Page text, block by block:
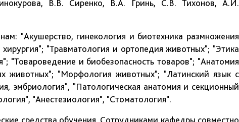
В.В. Сиренко, В.А. Гринь, С.В. Тихонов, А.И.
гинекология и биотехника размножения
"Травматология и ортопедия животных"; "Этика
"Товароведение и биобезопасность товаров"; "Анатомия
животных"; "Морфология животных"; "Латинский язык с
эмбриология", "Патологическая анатомия и секционный
"Анестезиология", "Стоматология".
средства обучения. Сотрудниками кафедры совместно